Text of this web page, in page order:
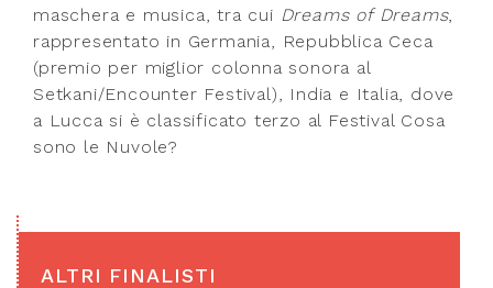
maschera e musica, tra cui Dreams of Dreams,
rappresentato in Germania, Repubblica Ceca
(premio per miglior colonna sonora al
Setkani/Encounter Festival), India e Italia, dove
a Lucca si è classificato terzo al Festival Cosa
sono le Nuvole?
ALTRI FINALISTI